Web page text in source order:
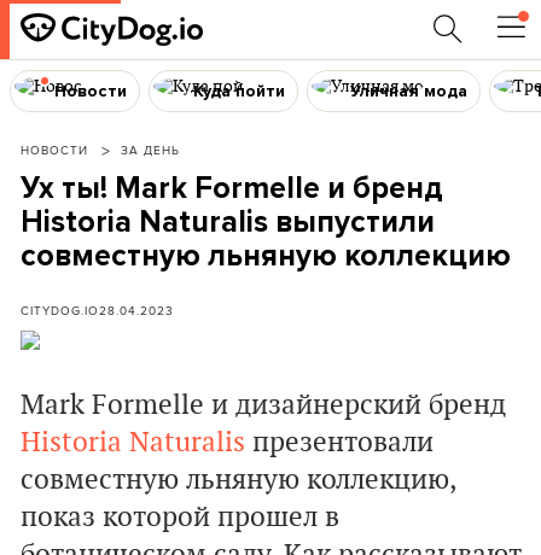
Новости Куда пойти Уличная мода
НОВОСТИ ЗА ДЕНЬ
Ух ты! Mark Formelle и бренд
Historia Naturalis выпустили
совместную льняную коллекцию
CITYDOG.IO28.04.2023
Mark Formelle и дизайнерский бренд
Historia Naturalis презентовали
совместную льняную коллекцию,
показ которой прошел в